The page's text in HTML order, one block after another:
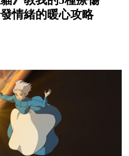
情緒的暖心攻略